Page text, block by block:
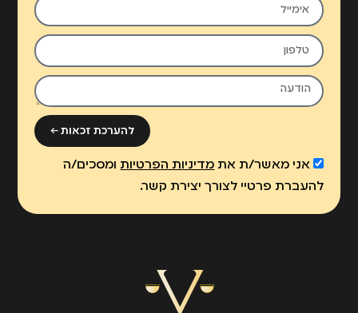
אני מאשר/ת את מדיניות הפרטיותומסכים/ה
להעברת פרטיי לצורך יצירת קשר.
להערכת זכאות ←